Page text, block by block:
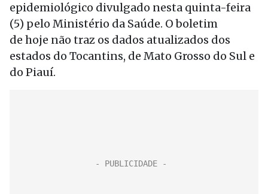
epidemiológico divulgado nesta quinta-feira
(5) pelo Ministério da Saúde. O boletim
de hoje não traz os dados atualizados dos
estados do Tocantins, de Mato Grosso do Sul e
do Piauí.